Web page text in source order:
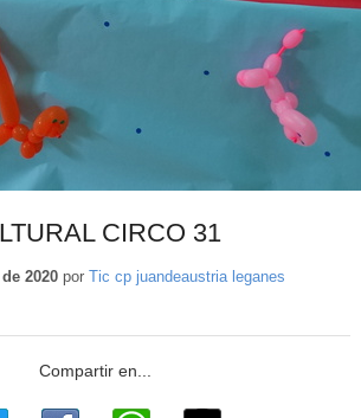
CIRCO 31
2020por Tic cp juandeaustria leganes